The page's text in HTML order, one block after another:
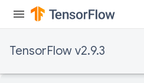
TensorFlow v2.9.3